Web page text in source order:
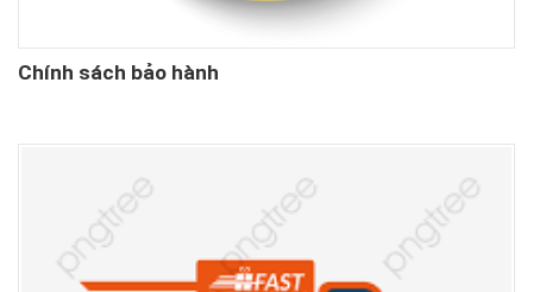
Chính sách bảo hành